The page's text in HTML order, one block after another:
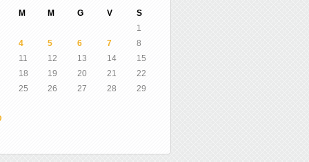
M M G V S
1
4
5 6 7
8
11
12 13 14
15
18
19 20 21
22
25
26 27 28 29